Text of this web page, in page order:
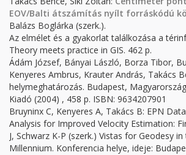
EOV/Balti átszámítás nyílt forráskódú
Balázs Boglárka (szerk.).
Az elmélet és a gyakorlat találkozása a
Theory meets practice in GIS. 462 p.
Ádám József, Bányai László, Borza Tibor,
Kenyeres Ambrus, Krauter András, Takács
helymeghatározás. Budapest,
Kiadó (2004) , 458 p. ISBN: 9634207901
Bruyninx C, Kenyeres A, Takács B: EPN
Analysis for Improved Velocity Estimation:
J, Schwarz K-P (szerk.) Vistas for Geodesy
Millennium. Konferencia helye, ideje: